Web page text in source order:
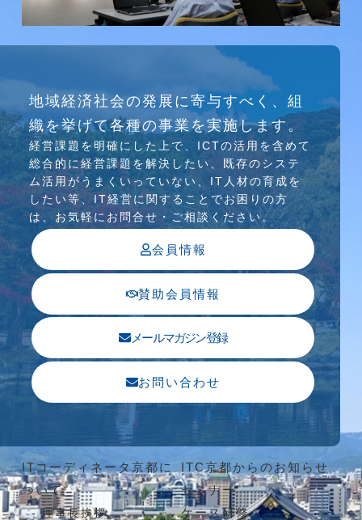
介護ソリューション研究会、WEB/SNS研究会を
行っています
地域経済社会の発展に寄与すべく、組
織を挙げて各種の事業を実施します。
経営課題を明確にした上で、ICTの活⽤を含めて
総合的に経営課題を解決したい、既存のシステ
ム活⽤がうまくいっていない、IT⼈材の育成を
したい等、IT経営に関することでお困りの⽅
は、お気軽にお問合せ・ご相談ください。
会員情報
賛助会員情報
メールマガジン登録
お問い合わせ
ITコーディネータ京都に
ついて
理事長挨拶
ITC京都からのお知らせ
セミナー
ケース研修